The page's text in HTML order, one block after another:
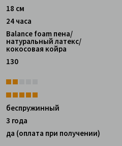
18 см
24 часа
Balance foam пена/
натуральный латекс/
кокосовая койра
130
беспружинный
3 года
да (оплата при получении)